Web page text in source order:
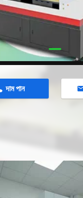
দাম পান